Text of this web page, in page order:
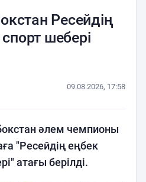
Ресейдің
спорт шебері
09.08.2026, 17:58
әлем чемпионы
"Ресейдің еңбек
атағы берілді.